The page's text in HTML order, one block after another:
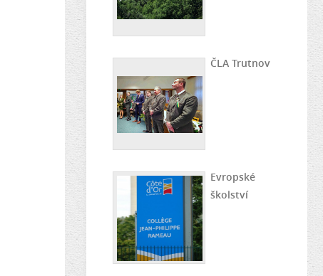
ČLA Trutnov
Evropské
školství